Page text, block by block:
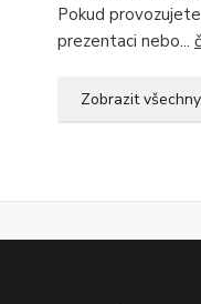
Pokud
prezentaci nebo...
Zobrazit